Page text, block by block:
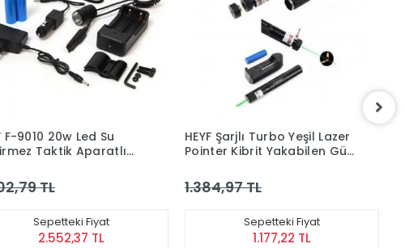
F-9010 20w Led Su
Taktik Aparatlı
TL
Sepetteki Fiyat
2.552,37 TL
HEYF Şarjlı Turbo Yeşil Lazer
Pointer Kibrit Yakabilen Güç
1.384,97 TL
Sepetteki Fiyat
1.177,22 TL